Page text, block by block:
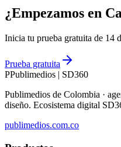
¿Empezamos en
Inicia tu prueba gratuita de 14
Prueba gratuita
PPublimedios | SD360
Publimedios de Colombia ·
diseño. Ecosistema digital
publimedios.com.co